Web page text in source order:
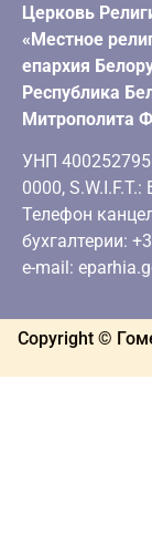
Церковь
«Местное
епархия
Республика
Митрополита
УНП 400252795
0000,
Телефон
бухгалтерии:
e-mail:
Copyright ©